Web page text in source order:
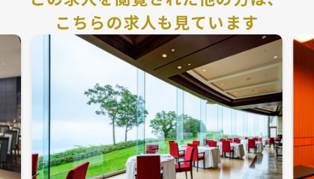
こちらの求人も見ています